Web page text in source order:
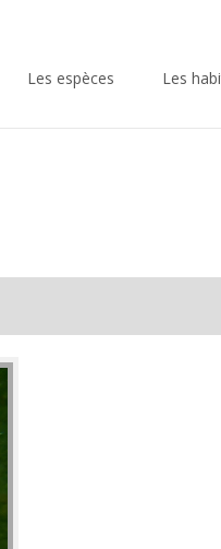
Les espèces Les